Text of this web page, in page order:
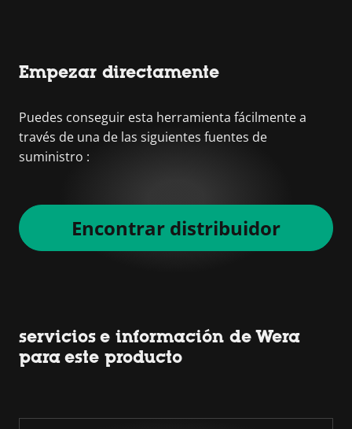
Empezar directamente
Puedes conseguir esta herramienta fácilmente a
través de una de las siguientes fuentes de
suministro :
Encontrar distribuidor
servicios e información de Wera
para este producto